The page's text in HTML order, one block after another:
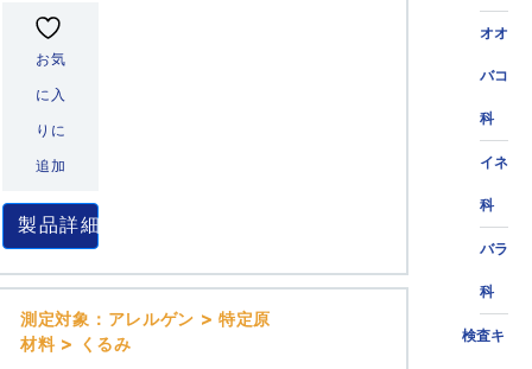
オオ
バコ
科
イネ
科
バラ
科
検査キ
お気
に入
りに
追加
製品詳細
測定対象：アレルゲン > 特定原
材料 > くるみ